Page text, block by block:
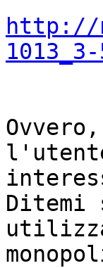
http://
Ditemi